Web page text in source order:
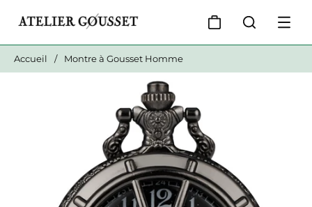
Accueil / Montre à Gousset Homme